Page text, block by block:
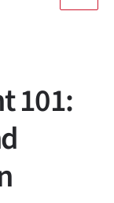
101: